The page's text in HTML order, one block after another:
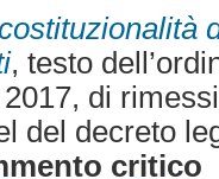
, testo
di
del decreto
critico